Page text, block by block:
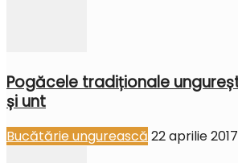
Pogăcele tradiționale
și unt
Bucătărie ungurească 22 aprilie 2017